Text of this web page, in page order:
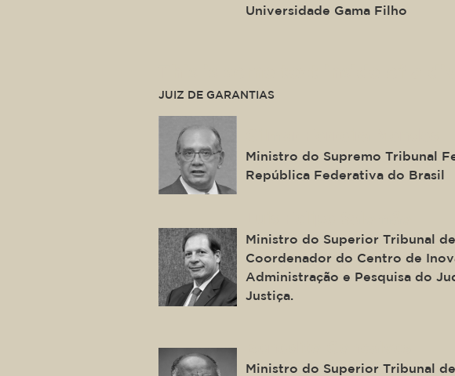
Universidade Gama Filho
JUIZ DE GARANTIAS
Ministro do Supremo Tribunal
República Federativa do Brasil
Ministro do Superior Tribunal
Coordenador do Centro de
Administração e Pesquisa do
Justiça.
Ministro do Superior Tribunal